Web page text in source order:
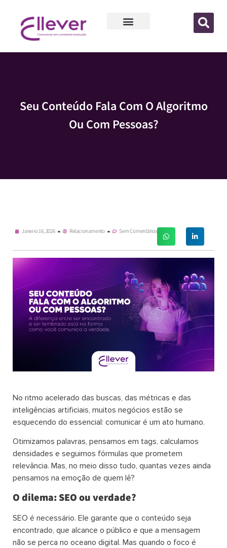
Seu Conteúdo Fala Com O Algoritmo
Ou Com Pessoas?
No ritmo acelerado das buscas, das métricas e das
inteligências artificiais, muitos negócios estão se
esquecendo do essencial: comunicar é um ato humano.
Otimizamos palavras, pensamos em tags, calculamos
densidades e seguimos fórmulas que prometem
relevância. Mas, no meio disso tudo, quantas vezes ainda
pensamos na emoção de quem lê?
O dilema: SEO ou verdade?
SEO é necessário. Ele garante que o conteúdo seja
encontrado, que alcance o público e que a mensagem
não se perca no oceano digital. Mas quando o foco é
Janeiro 16, 2026 Relacionamento Sem Comentários